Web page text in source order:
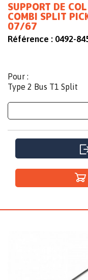
SUPPORT DE
COMBI SPLIT
07/67
Référence : 0492-
Pour :
Type 2 Bus T1 Split